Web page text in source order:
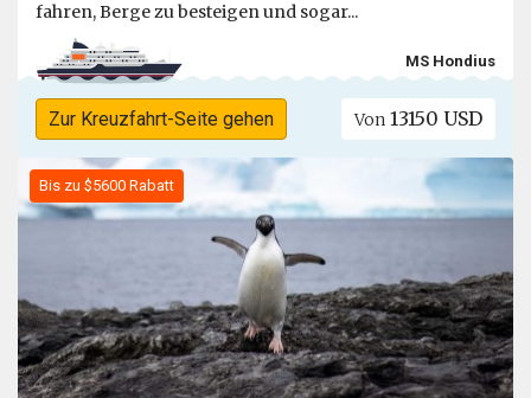
fahren, Berge zu besteigen und sogar...
MS Hondius
Zur Kreuzfahrt-Seite gehen Von 13150 USD
Bis zu $5600 Rabatt